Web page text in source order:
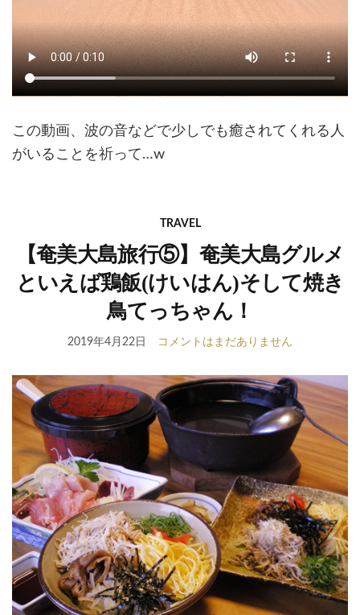
この動画、波の音などで少しでも癒されてくれる人
がいることを祈って…w
TRAVEL
【奄美大島旅行⑤】奄美大島グルメ
といえば鶏飯(けいはん)そして焼き
鳥てっちゃん！
2019年4月22日 コメントはまだありません